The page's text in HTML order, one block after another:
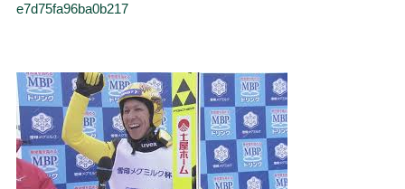
e7d75fa96ba0b217